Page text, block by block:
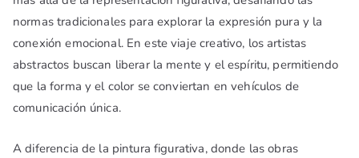
normas tradicionales para explorar la expresión pura y la
conexión emocional. En este viaje creativo, los artistas
abstractos buscan liberar la mente y el espíritu, permitiendo
que la forma y el color se conviertan en vehículos de
comunicación única.
A diferencia de la pintura figurativa, donde las obras